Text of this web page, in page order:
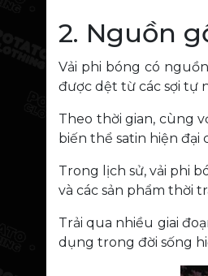
2. Nguồn
Vải phi bóng có
được dệt từ các sợi tự
Theo thời gian, cùng
biến thể satin hiện đại
Trong lịch sử, vải phi
và các sản phẩm thời
Trải qua nhiều giai
dụng trong đời sống